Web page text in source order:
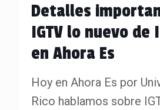
Detalles
IGTV lo nuevo
en Ahora Es
Hoy en Ahora Es por
Rico hablamos sobre